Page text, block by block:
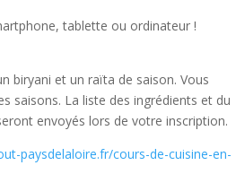
tablette ou ordinateur !
biryani et un raïta de saison. Vous
saisons. La liste des ingrédients et du
envoyés lors de votre inscription.
paysdelaloire.fr/cours-de-cuisine-en-